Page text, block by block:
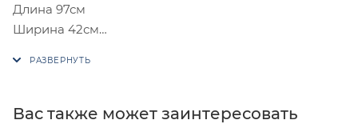
Длина 97см
Ширина 42см
Вас также может заинтересовать